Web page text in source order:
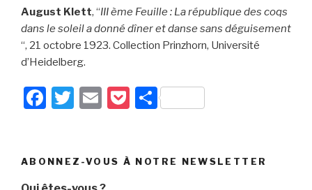
August Klett, “III ème Feuille : La république des coqs
dans le soleil a donné dîner et danse sans déguisement
“, 21 octobre 1923. Collection Prinzhorn, Université
d’Heidelberg.
F
e
T
er
E
P
k
P
g
ABONNEZ-VOUS À NOTRE NEWSLETTER